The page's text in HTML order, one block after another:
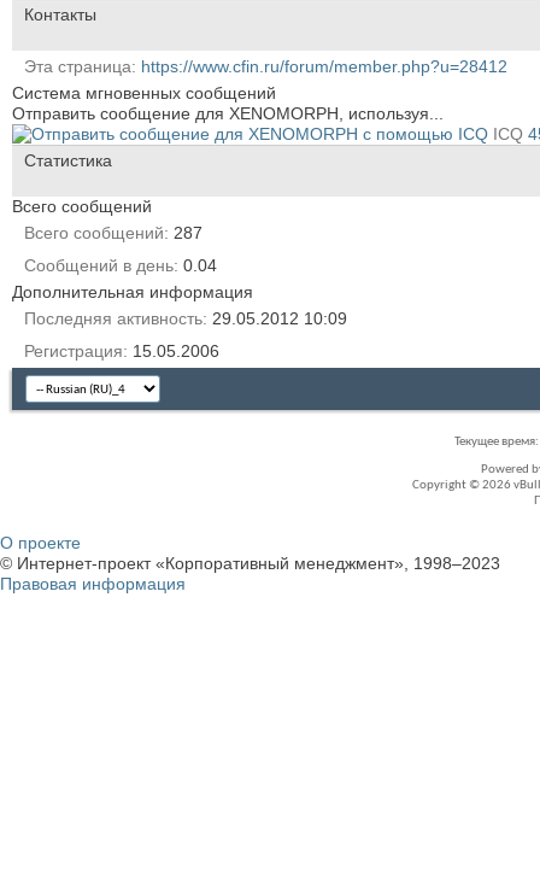
Контакты
Эта страница https://www.cfin.ru/forum/member.php?u=28412
Система мгновенных сообщений
Отправить сообщение для XENOMORPH, используя...
ICQ
Статистика
Всего сообщений
Всего сообщений 287
Сообщений в день 0.04
Дополнительная информация
Последняя активность 29.05.2012 10:09
Регистрация
15.05.2006
Текущее время:
Powered
Copyright © 2026
О проекте
© Интернет-проект «Корпоративный менеджмент», 1998–2023
Правовая информация